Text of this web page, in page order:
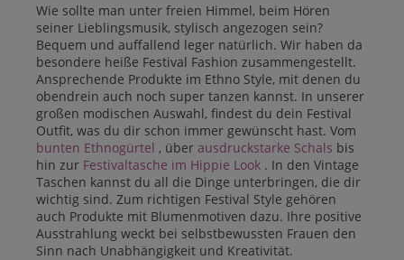
Wie sollte man unter freien Himmel, beim Hören
seiner Lieblingsmusik, stylisch angezogen sein?
Bequem und auffallend leger natürlich. Wir haben da
besondere heiße Festival Fashion zusammengestellt.
Ansprechende Produkte im Ethno Style, mit denen du
obendrein auch noch super tanzen kannst. In unserer
großen modischen Auswahl, findest du dein Festival
Outfit, was du dir schon immer gewünscht hast. Vom
bunten Ethnogürtel , über ausdruckstarke Schals bis
hin zur Festivaltasche im Hippie Look . In den Vintage
Taschen kannst du all die Dinge unterbringen, die dir
wichtig sind. Zum richtigen Festival Style gehören
auch Produkte mit Blumenmotiven dazu. Ihre positive
Ausstrahlung weckt bei selbstbewussten Frauen den
Sinn nach Unabhängigkeit und Kreativität.